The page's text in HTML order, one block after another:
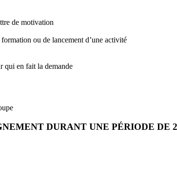
de motivation
ou de lancement d’une activité
qui en fait la demande
DURANT UNE PÉRIODE DE